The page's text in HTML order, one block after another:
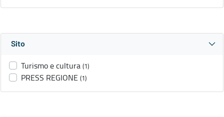
Sito
Turismo e cultura (1)
PRESS REGIONE (1)